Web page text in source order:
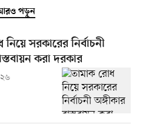
আরও পড়ুন
সরকারের নির্বাচনী
করা দরকার